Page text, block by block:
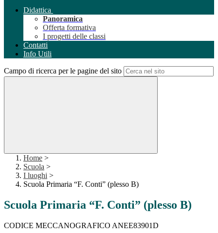
Didattica
Panoramica
Offerta formativa
I progetti delle classi
Contatti
Info Utili
Campo di ricerca per le pagine del sito
Home >
Scuola >
I luoghi >
Scuola Primaria “F. Conti” (plesso B)
Scuola Primaria “F. Conti” (plesso B)
CODICE MECCANOGRAFICO ANEE83901D